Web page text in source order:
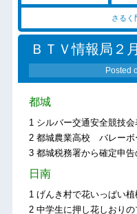
さるく
ＢＴＶ情報局２
Posted
都城
1 シルバー交通安全競技
2 都城農業高校 バレーボ
3 都城税務署から確定申
日南
1 げんき村で花いっぱい
2 中学生に押し花しおりの